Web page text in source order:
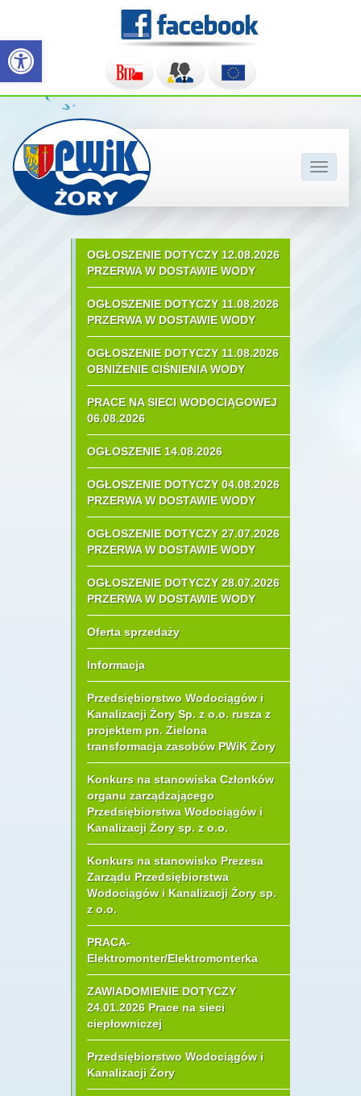
Otwórz pasek narzędzi
Pokaż/
OGŁOSZENIE DOTYCZY 12.08.2026
PRZERWA W DOSTAWIE WODY
OGŁOSZENIE DOTYCZY 11.08.2026
PRZERWA W DOSTAWIE WODY
OGŁOSZENIE DOTYCZY 11.08.2026
OBNIŻENIE CIŚNIENIA WODY
PRACE NA SIECI WODOCIĄGOWEJ
06.08.2026
OGŁOSZENIE 14.08.2026
OGŁOSZENIE DOTYCZY 04.08.2026
PRZERWA W DOSTAWIE WODY
OGŁOSZENIE DOTYCZY 27.07.2026
PRZERWA W DOSTAWIE WODY
OGŁOSZENIE DOTYCZY 28.07.2026
PRZERWA W DOSTAWIE WODY
Oferta sprzedaży
Informacja
Przedsiębiorstwo Wodociągów i
Kanalizacji Żory Sp. z o.o. rusza z
projektem pn. Zielona
transformacja zasobów PWiK Żory
Konkurs na stanowiska Członków
organu zarządzającego
Przedsiębiorstwa Wodociągów i
Kanalizacji Żory sp. z o.o.
Konkurs na stanowisko Prezesa
Zarządu Przedsiębiorstwa
Wodociągów i Kanalizacji Żory sp.
z o.o.
PRACA-
Elektromonter/Elektromonterka
ZAWIADOMIENIE DOTYCZY
24.01.2026 Prace na sieci
ciepłowniczej
Przedsiębiorstwo Wodociągów i
Kanalizacji Żory